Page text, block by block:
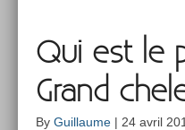
Qui est le
Grand
By Guillaume | 24 avril